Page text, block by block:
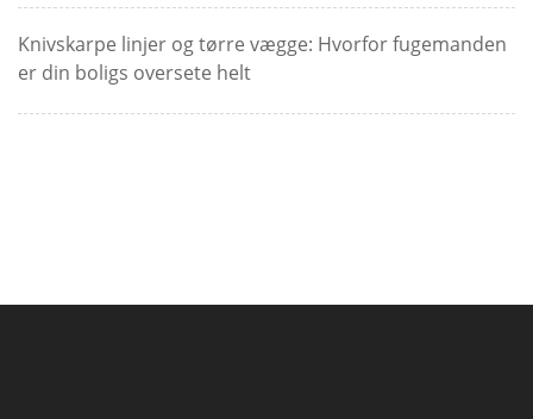
Knivskarpe linjer og tørre vægge: Hvorfor fugemanden
er din boligs oversete helt